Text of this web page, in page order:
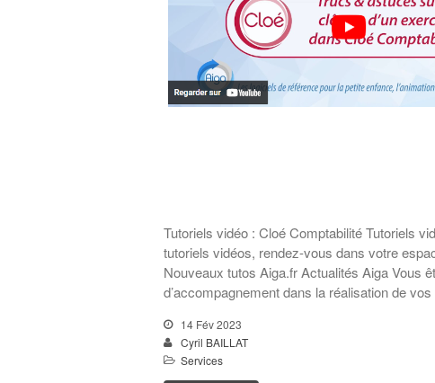
Tutoriels vidéo : Cloé Comptabilité Tutoriels
tutoriels vidéos, rendez-vous dans votre
Nouveaux tutos Aiga.fr Actualités Aiga Vous
d’accompagnement dans la réalisation de
14 Fév 2023
Cyril BAILLAT
Services